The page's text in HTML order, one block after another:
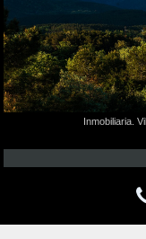
Inmobiliaria.